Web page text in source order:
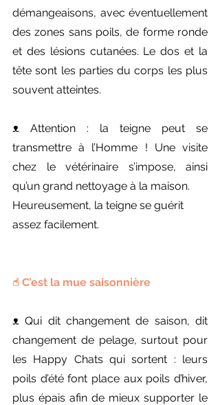
démangeaisons, avec éventuellement
des zones sans poils, de forme ronde
et des lésions cutanées. Le dos et la
tête sont les parties du corps les plus
souvent atteintes.
ᴥ︎ Attention : la teigne peut se
transmettre à l’Homme ! Une visite
chez le vétérinaire s’impose, ainsi
qu’un grand nettoyage à la maison.
Heureusement, la teigne se guérit
assez facilement.
☝︎︎ C’est la mue saisonnière
ᴥ︎ Qui dit changement de saison, dit
changement de pelage, surtout pour
les Happy Chats qui sortent : leurs
poils d’été font place aux poils d’hiver,
plus épais afin de mieux supporter le